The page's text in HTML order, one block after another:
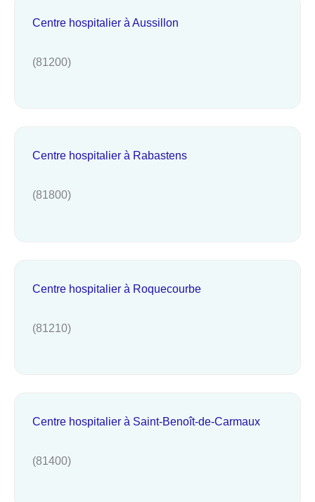
Centre hospitalier à Aussillon
(81200)
Centre hospitalier à Rabastens
(81800)
Centre hospitalier à Roquecourbe
(81210)
Centre hospitalier à Saint-Benoît-de-Carmaux
(81400)